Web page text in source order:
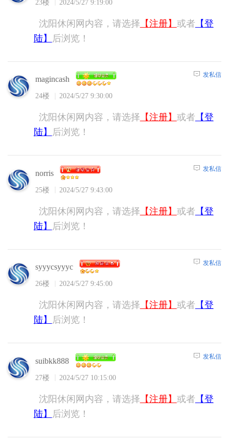
23楼 2024/5/27 9:19:00
沈阳休闲网内容，请选择 【注册】 或者 【登
陆】
后浏览！
magincash
24楼 2024/5/27 9:30:00
发私信
沈阳休闲网内容，请选择 【注册】 或者 【登
陆】
后浏览！
norris
25楼 2024/5/27 9:43:00
发私信
沈阳休闲网内容，请选择 【注册】 或者 【登
陆】
后浏览！
syyycsyyyc
26楼 2024/5/27 9:45:00
发私信
沈阳休闲网内容，请选择 【注册】 或者 【登
陆】
后浏览！
suibkk888
27楼 2024/5/27 10:15:00
发私信
沈阳休闲网内容，请选择 【注册】 或者 【登
陆】
后浏览！